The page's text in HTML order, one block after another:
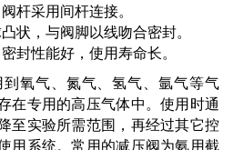
杆采用间杆连接。
状，与阀脚以线吻合密封。
封性能好，使用寿命长。
气、氮气、氢气、氩气等气
在专用的高压气体中。使用时通
至实验所需范围，再经过其它控
用系统。常用的减压阀为氨用截